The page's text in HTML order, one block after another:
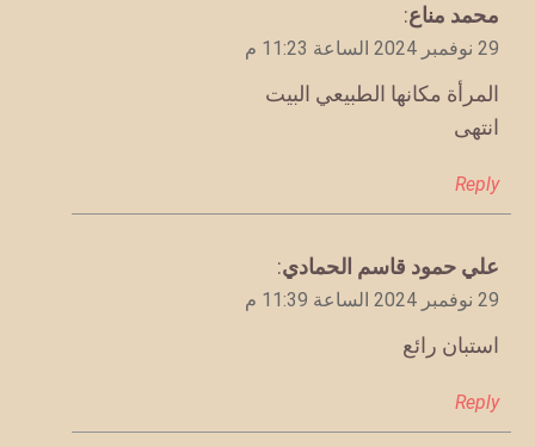
يقول
محمد مناع:
29 نوفمبر 2024 الساعة 11:23 م
المرأة مكانها الطبيعي البيت
انتهى
Reply
يقول
علي حمود قاسم الحمادي:
29 نوفمبر 2024 الساعة 11:39 م
استبان رائع
Reply